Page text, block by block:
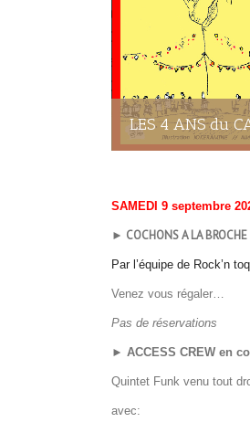
LES 4 ANS du
SAMEDI 9
► COCHONS A LA
Par l’équipe de Rock’n
Venez vous régaler…
Pas de réservations
► ACCESS CREW en
Quintet Funk venu tout
avec: